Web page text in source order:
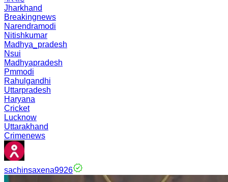
Jharkhand
Breakingnews
Narendramodi
Nitishkumar
Madhya_pradesh
Nsui
Madhyapradesh
Pmmodi
Rahulgandhi
Uttarpradesh
Haryana
Cricket
Lucknow
Uttarakhand
Crimenews
sachinsaxena9926